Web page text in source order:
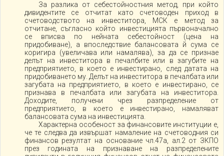
За разлика от себестойностния метод, при който
дивидентите се отчитат като счетоводен приход в
счетоводството на инвеститора, МСК е метод за
отчитане, съгласно който инвестицията първоначално
се вписва по нейната себестойност (цена на
придобиване), а впоследствие балансовата й сума се
коригира (увеличава или намалява), за да се признае
делът на инвеститора в печалбите или в загубите на
предприятието, в което е инвестирано, след датата на
придобиването му. Делът на инвеститора в печалбата или
загубата на предприятието, в което е инвестирано, се
признава в печалбата или загубата на инвеститора.
Доходите, получени чрез разпределение от
предприятието, в което е инвестирано, намаляват
балансовата сума на инвестицията.
Характерна особеност за финансовите институции е,
че те следва да извършат намаление на счетоводния си
финансов резултат на основание чл.47а, ал.2 от ЗКПО
през годината на признаване на разпределените